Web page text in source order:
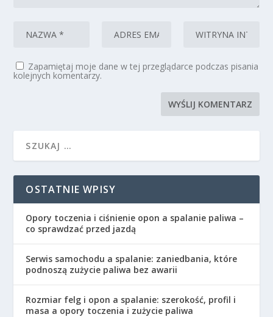
Zapamiętaj moje dane w tej przeglądarce podczas pisania
kolejnych komentarzy.
OSTATNIE WPISY
Opory toczenia i ciśnienie opon a spalanie paliwa –
co sprawdzać przed jazdą
Serwis samochodu a spalanie: zaniedbania, które
podnoszą zużycie paliwa bez awarii
Rozmiar felg i opon a spalanie: szerokość, profil i
masa a opory toczenia i zużycie paliwa